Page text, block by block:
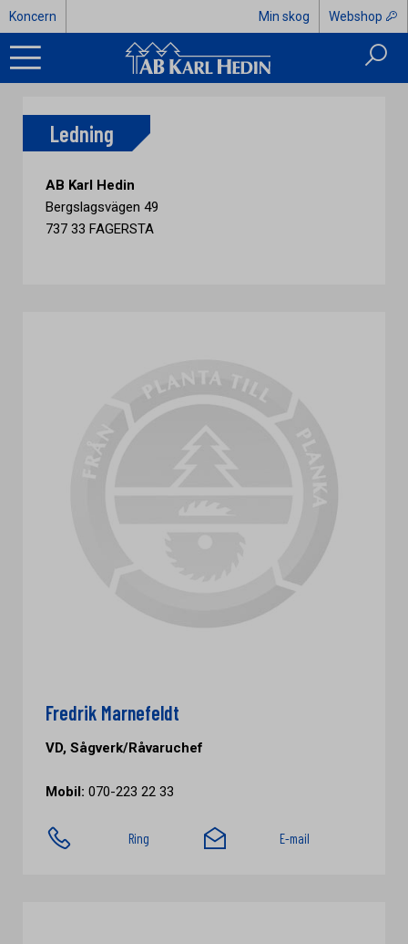
Koncern Min skog Webshop
Ledning
AB Karl Hedin
Bergslagsvägen 49
737 33 FAGERSTA
Fredrik Marnefeldt
VD, Sågverk/Råvaruchef
Mobil: 070-223 22 33
Ring E-mail